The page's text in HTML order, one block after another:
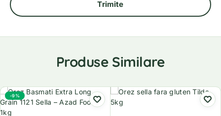
Produse Similare
-9%